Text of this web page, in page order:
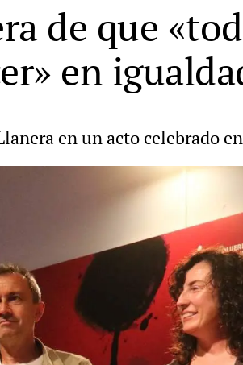
de que
en
en un acto celebrado